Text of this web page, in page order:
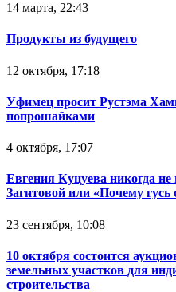
14 марта, 22:43
Продукты из будущего
12 октября, 17:18
Уфимец просит Рустэма
попрошайками
4 октября, 17:07
Евгения Куцуева никогда
Загитовой или «Почему
23 сентября, 10:08
10 октября состоится
земельных участков для
строительства